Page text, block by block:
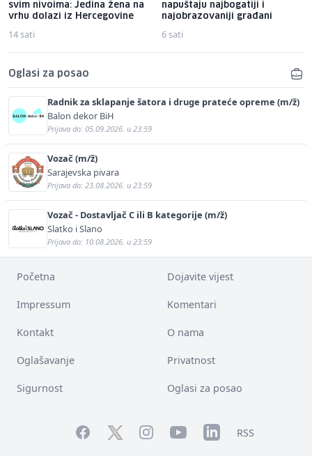
svim nivoima: Jedina žena na
vrhu dolazi iz Hercegovine
14 sati
napuštaju najbogatiji i
najobrazovaniji građani
6 sati
Oglasi za posao
Radnik za sklapanje šatora i druge prateće opreme (m/ž)
Balon dekor BiH
Prijava do: 05.09.2026. u 23:59
Vozač (m/ž)
Sarajevska pivara
Prijava do: 23.08.2026. u 23:59
Vozač - Dostavljač C ili B kategorije (m/ž)
Slatko i Slano
Prijava do: 10.08.2026. u 23:59
Početna Dojavite vijest
Impressum Komentari
Kontakt O nama
Oglašavanje Privatnost
Sigurnost Oglasi za posao
FacebookTwitterInstagramYouTubeLinkedInRSS